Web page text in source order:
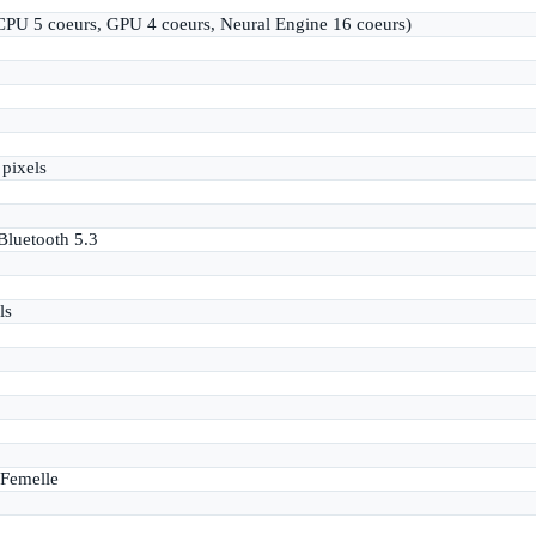
5 coeurs, GPU 4 coeurs, Neural Engine 16 coeurs)
5.3